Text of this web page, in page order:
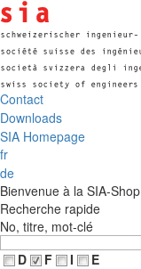
Contact
Downloads
SIA Homepage
fr
de
Bienvenue à la SIA-Shop
Recherche rapide
No, titre, mot-clé
D
F I
E